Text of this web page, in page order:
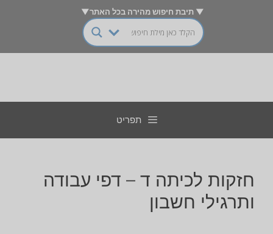
▼ תיבת חיפוש מהירה בכל האתר▼
תפריט
חזקות לכיתה ד – דפי עבודה
ותרגילי חשבון